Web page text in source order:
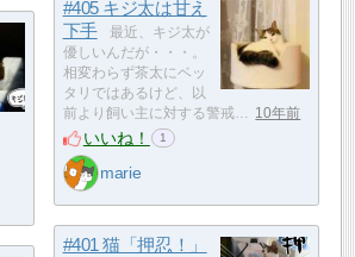
#405 キジ太は甘え
下手
最近、キジ太が
優しいんだが・・・。
相変わらず茶太にベッ
タリではあるけど、以
前より飼い主に対する警戒… 10年前
いいね！ 1
marie
#401 猫「押忍！」